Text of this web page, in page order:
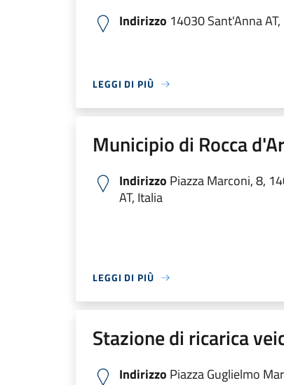
Indirizzo 14030 Sant'Anna
LEGGI DI PIÙ
Municipio di Rocca
Indirizzo Piazza Marconi, 8,
AT, Italia
LEGGI DI PIÙ
Stazione di ricarica
Indirizzo Piazza Guglielmo